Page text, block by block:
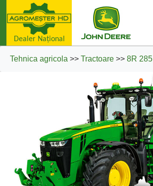
Dealer Naţional
Tehnica agricola >> Tractoare >> 8R 285